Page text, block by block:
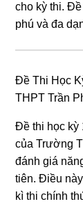
cho kỳ thi.
phú và đa
Đề Thi Học
THPT Trần
Đề thi học kỳ
của Trường
đánh giá
tiên. Điều
kì thi chính